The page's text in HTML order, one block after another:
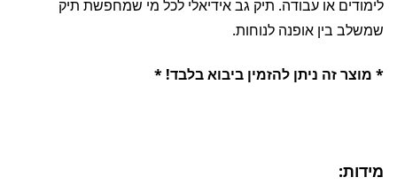
לימודים או עבודה. תיק גב אידיאלי לכל מי שמחפשת תיק
שמשלב בין אופנה לנוחות.
* מוצר זה ניתן להזמין ביבוא בלבד! *
מידות: